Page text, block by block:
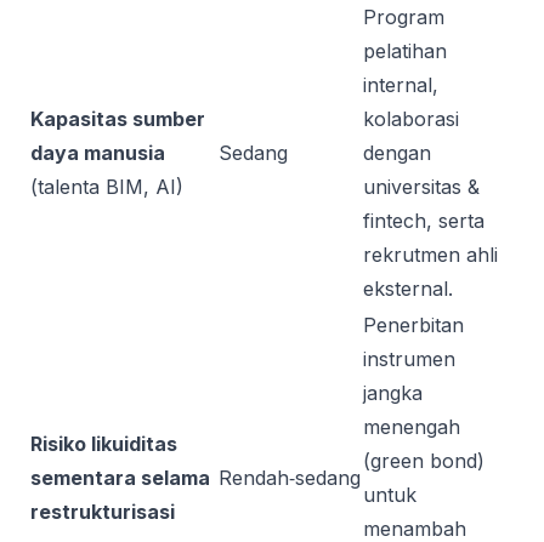
Kapasitas sumber
daya manusia
(talenta BIM, AI)
Sedang
Program
pelatihan
internal,
kolaborasi
dengan
universitas &
fintech, serta
rekrutmen ahli
eksternal.
Risiko likuiditas
sementara selama
restrukturisasi
Rendah‑sedang
Penerbitan
instrumen
jangka
menengah
(green bond)
untuk
menambah